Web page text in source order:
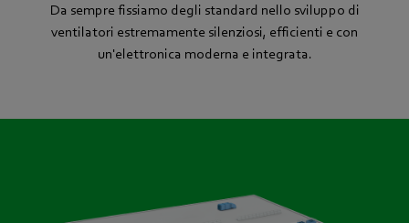
Da sempre fissiamo degli standard nello sviluppo di
ventilatori estremamente silenziosi, efficienti e con
un'elettronica moderna e integrata.